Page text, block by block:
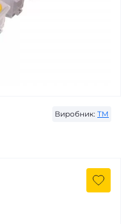
Виробник: ТМ